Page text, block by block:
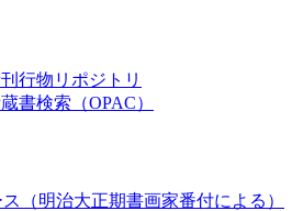
行物リポジトリ
書検索（OPAC）
（明治大正期書画家番付による）